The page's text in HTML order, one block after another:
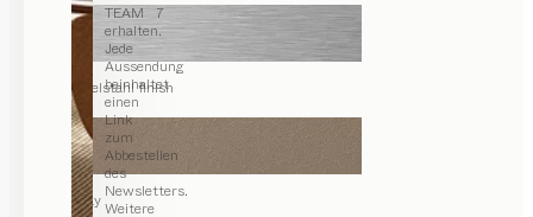
TEAM 7
erhalten.
Jede
Aussendung
beinhaltet
einen
Link
zum
Abbestellen
des
Newsletters.
Weitere
Edelstahl finish
clay